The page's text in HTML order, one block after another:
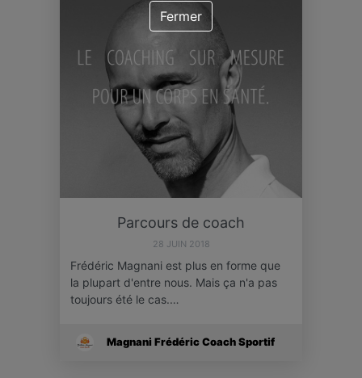
Parcours de coach
28 JUIN 2018
Frédéric Magnani est plus en forme que
la plupart d'entre nous. Mais ça n'a pas
toujours été le cas.…
Magnani Frédéric Coach Sportif
Fermer